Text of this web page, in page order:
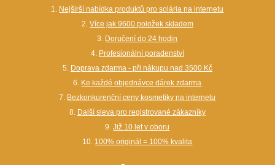
1. Nejširší nabídka produktů pro solária na internetu
2. Více jak 9600 položek skladem
3. Doručení do 24 hodin
4. Profesionální poradenství
5. Doprava zdarma - při nákupu nad 3500 Kč
6. Ke každé objednávce dárek zdarma
7. Bezkonkurenční ceny kosmetiky na internetu
8. Další sleva pro registrované zákazníky
9.Již 10 let v oboru
10. 100% originál = 100% kvalita